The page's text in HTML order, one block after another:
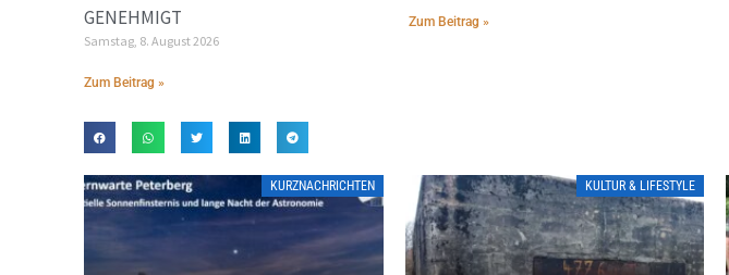
GENEHMIGT
Samstag, 8. August 2026
Zum Beitrag »
Zum Beitrag »
KURZNACHRICHTEN KULTUR & LIFESTYLE